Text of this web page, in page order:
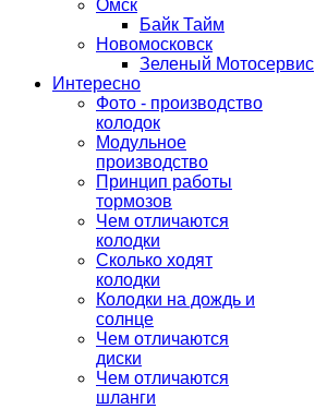
Омск
Байк Тайм
Новомосковск
Зеленый Мотосервис
Интересно
Фото - производство
колодок
Модульное
производство
Принцип работы
тормозов
Чем отличаются
колодки
Сколько ходят
колодки
Колодки на дождь и
солнце
Чем отличаются
диски
Чем отличаются
шланги